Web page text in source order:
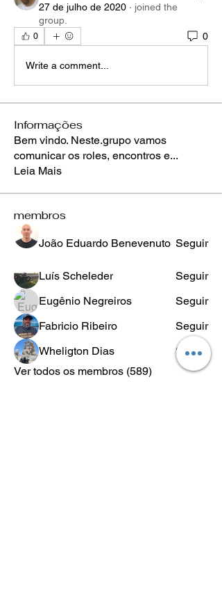
27 de julho de 2020 · joined the
group.
0 0
Write a comment...
Informações
Bem vindo. Neste.grupo vamos
comunicar os roles, encontros e...
Leia Mais
membros
João Eduardo Benevenuto Seguir
Luís Scheleder
Seguir
Eugênio Negreiros
Seguir
Fabricio Ribeiro
Seguir
Wheligton Dias
Seguir
Ver todos os membros (589)